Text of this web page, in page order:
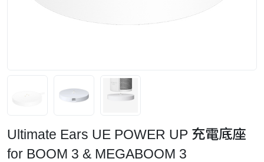
Ultimate Ears UE POWER UP 充電底座
for BOOM 3 & MEGABOOM 3